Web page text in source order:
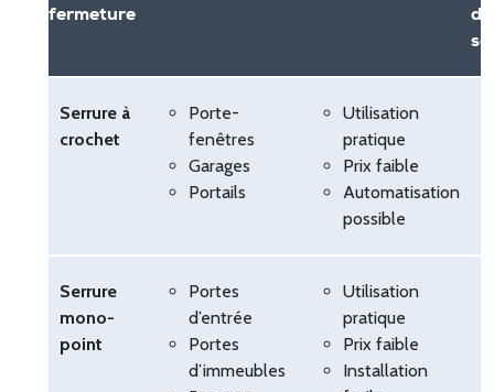
fermeture
de
Serrure à
crochet
Porte-
fenêtres
Garages
Portails
Utilisation
pratique
Prix faible
Automatisation
possible
Serrure
mono-
point
Portes
d’entrée
Portes
d’immeubles
Utilisation
pratique
Prix faible
Installation